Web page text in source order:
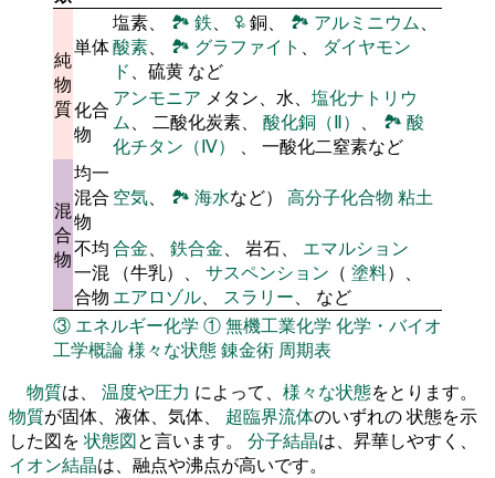
純
物
質
単体
塩素、 🏞 鉄、 🜠銅、 🏞 アルミニウム、
酸素、 🏞 グラファイト 、 ダイヤモン
ド、硫黄 など
化合
物
アンモニア メタン、水、 塩化ナトリウ
ム、 二酸化炭素、 酸化銅（Ⅱ） 、 🏞 酸
化チタン（Ⅳ） 、 一酸化二窒素など
混
合
物
均一
混合
物
空気、 🏞 海水など） 高分子化合物 粘土
不均
一混
合物
合金、 鉄合金、 岩石、 エマルション
（牛乳）、 サスペンション （ 塗料）、
エアロゾル、 スラリー、 など
③ エネルギー化学 ①無機工業化学 化学・バイオ
工学概論様々な状態錬金術 周期表
物質は、 温度や圧力 によって、 様々な状態をとります。
物質が固体、液体、気体、 超臨界流体のいずれの 状態を示
した図を 状態図と言います。 分子結晶は、昇華しやすく、
イオン結晶は、融点や沸点が高いです。